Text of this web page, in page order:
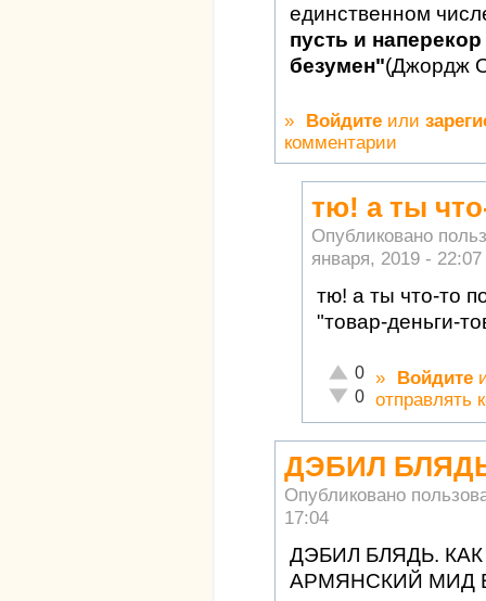
единственном
пусть и
безумен"(Джордж
» Войдите или
комментарии
тю! а ты
Опубликовано
января, 2019 - 22:07
тю! а ты что-то
"товар-деньги-
Отлично!
0
Неадекватно!
0
» Войдите
отправлять
ДЭБИЛ
Опубликовано
17:04
ДЭБИЛ БЛЯДЬ.
АРМЯНСКИЙ МИД